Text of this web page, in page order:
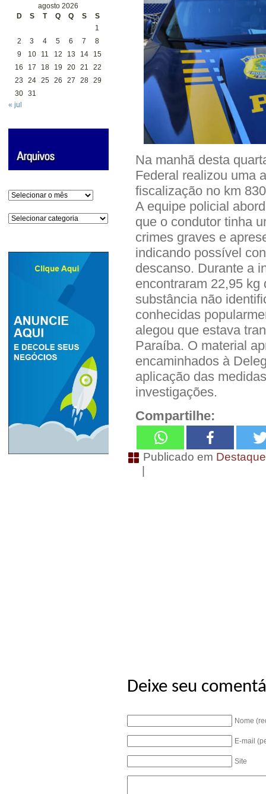
agosto 2026
D
S T Q Q S
S
1
2
3 4 5 6 7
8
9
10 11 12 13 14
15
16
17 18 19 20 21
22
23
24 25 26 27 28 29
30 31
« jul
Arquivos
Categorias
Na manhã desta
Federal realizou uma
fiscalização no km
A equipe policial
que o condutor tinha
crimes graves e
indicando possível
descanso. Durante a
encontraram 22,95
substância não
conhecidas
alegou que estava
Paraíba. O material
encaminhados à
aplicação das
investigações.
Compartilhe:
Publicado em
|
Deixe seu
Nome
E-mail
Site